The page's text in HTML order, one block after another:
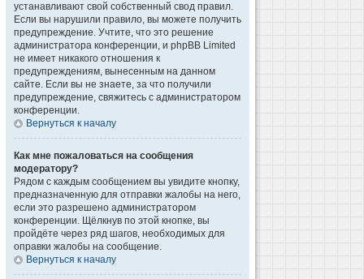
устанавливают свой собственный свод правил.
Если вы нарушили правило, вы можете получить
предупреждение. Учтите, что это решение
администратора конференции, и phpBB Limited
не имеет никакого отношения к
предупреждениям, вынесенным на данном
сайте. Если вы не знаете, за что получили
предупреждение, свяжитесь с администратором
конференции.
Вернуться к началу
Как мне пожаловаться на сообщения
модератору?
Рядом с каждым сообщением вы увидите кнопку,
предназначенную для отправки жалобы на него,
если это разрешено администратором
конференции. Щёлкнув по этой кнопке, вы
пройдёте через ряд шагов, необходимых для
оправки жалобы на сообщение.
Вернуться к началу